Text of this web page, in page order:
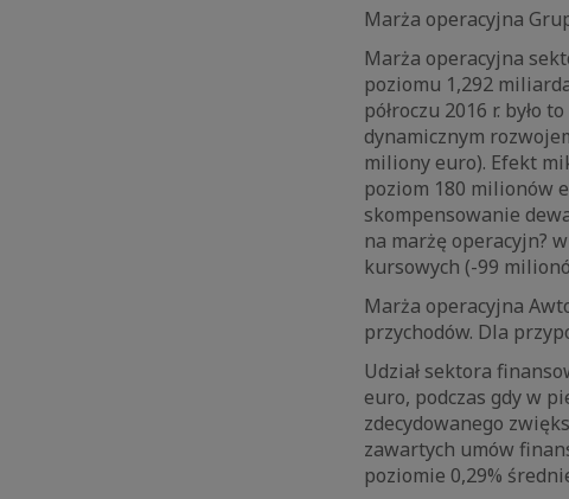
Marża operacyjna
Marża operacyjna
poziomu 1,292
półroczu 2016 r. było
dynamicznym
miliony euro). Efekt
poziom 180 milionów
skompensowanie
na marżę operacyjn?
kursowych (-99
Marża operacyjna
przychodów. Dla
Udział sektora
euro, podczas gdy w
zdecydowanego
zawartych umów
poziomie 0,29%